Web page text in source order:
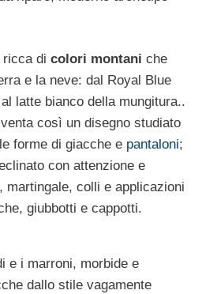
ricca di colori montani che
e la neve: dal Royal Blue
latte bianco della mungitura..
così un disegno studiato
forme di giacche e pantaloni;
con attenzione e
martingale, colli e applicazioni
giubbotti e cappotti.
e i marroni, morbide e
dallo stile vagamente